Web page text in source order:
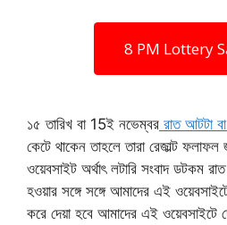
8 PM Lottery
১৫ তারিখ বা 15ই নভেম্বর রাত আটটা বা
কেটে থাকেন তাহলে তারা রেজাল্ট
ওয়েবসাইট অর্থাৎ লটারি সংবাদ ডটকম
হওয়ার সঙ্গে সঙ্গে আমাদের এই
করে দেয়া হবে আমাদের এই ওয়েবসাইটে